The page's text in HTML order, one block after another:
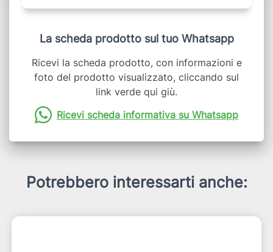
La scheda prodotto sul tuo Whatsapp
Ricevi la scheda prodotto, con informazioni e
foto del prodotto visualizzato, cliccando sul
link verde qui giù.
Ricevi scheda informativa su Whatsapp
Potrebbero interessarti anche: